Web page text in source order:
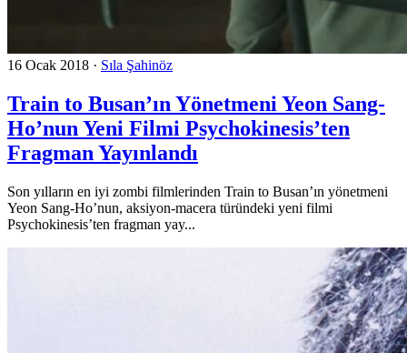
16 Ocak 2018 · Sıla Şahinöz
Train to Busan’ın Yönetmeni Yeon Sang-
Ho’nun Yeni Filmi Psychokinesis’ten
Fragman Yayınlandı
Son yılların en iyi zombi filmlerinden Train to Busan’ın yönetmeni
Yeon Sang-Ho’nun, aksiyon-macera türündeki yeni filmi
Psychokinesis’ten fragman yay...